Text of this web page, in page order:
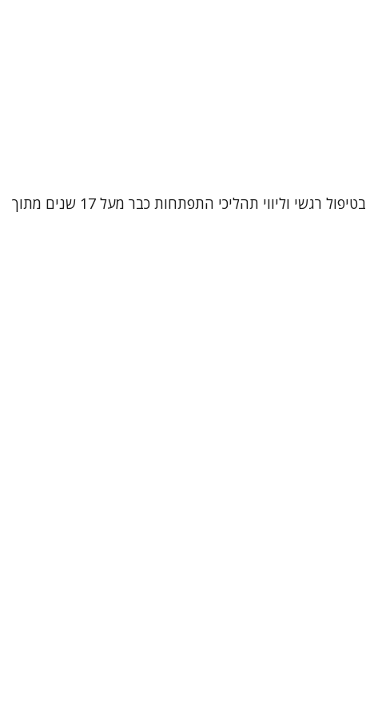
שמי אביטל וובר קטקובסקי, עובדת סוציאלית קלינית (M.A) ופסיכותרפיסטית מוסמכת בגישת CBT אינטגרטיבי. אני עוסקת בטיפול רגשי וליווי תהליכי התפתחות כבר מעל 17 שנים מתוך